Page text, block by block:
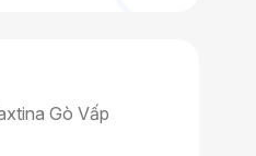
Gò Vấp